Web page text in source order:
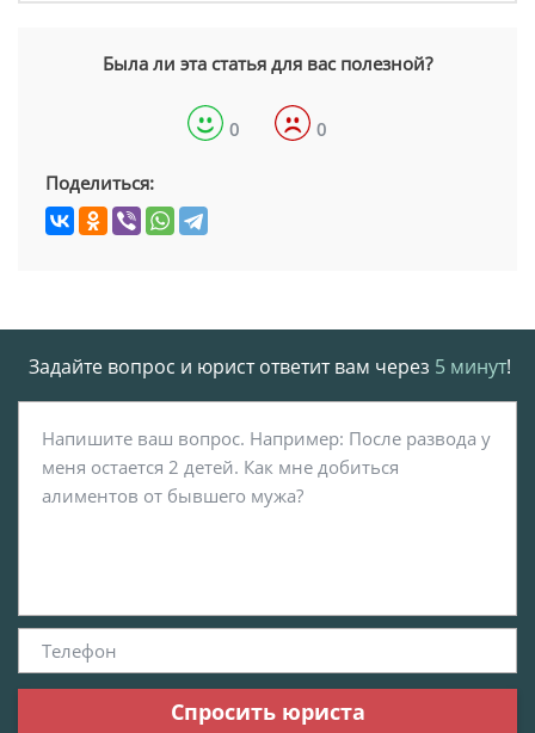
Была ли эта статья для вас полезной?
0 0
Поделиться:
Задайте вопрос и юрист ответит вам через 5 минут!
Спросить юриста